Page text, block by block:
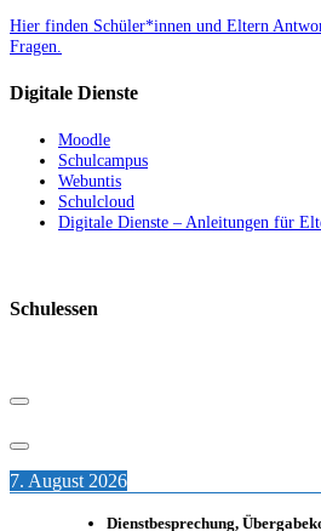
Hier finden Schüler*innen und Eltern
Fragen.
Digitale Dienste
Moodle
Schulcampus
Webuntis
Schulcloud
Digitale Dienste – Anleitungen für
Schulessen
7. August 2026
Dienstbesprechung,